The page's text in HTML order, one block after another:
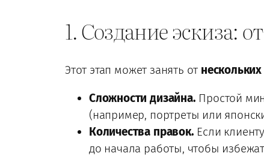
1. Создание эскиза:
Этот этап может занять от
Сложности дизайна. Простой
(например, портреты или
Количества правок. Если
до начала работы, чтобы